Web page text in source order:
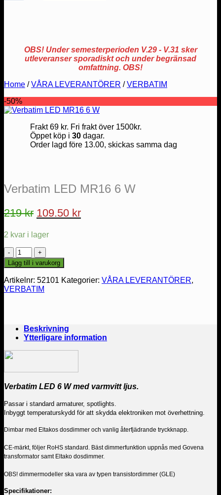
OBS! Under semesterperioden V.29 - V.31 sker
utleveranser sporadiskt och under begränsad
omfattning. OBS!
Home / VÅRA LEVERANTÖRER / VERBATIM
-50%
Frakt 69 kr. Fri frakt över 1500kr.
Öppet köp i 30dagar.
Order lagd före 13.00, skickas samma dag
Verbatim LED MR16 6 W
219kr Det
priset
var:
219 kr.
109.50 krDet
2 kvar i lager
Verbatim
LED
MR16
6
W
mängd
Lägg till i varukorg
Artikelnr: 52101 Kategorier: VÅRA LEVERANTÖRER,
VERBATIM
Beskrivning
Ytterligare information
Verbatim LED 6 W med varmvitt ljus.
Passar i standard armaturer, spotlights.
Inbyggt temperaturskydd för att skydda elektroniken mot överhettning.
Dimbar med Eltakos dosdimmer och vanlig återfjädrande tryckknapp.
CE-märkt, följer RoHS standard. Bäst dimmerfunktion uppnås med Govena
transformator samt Eltako dosdimmer.
OBS! dimmermodeller ska vara av typen transistordimmer (GLE)
Specifikationer: